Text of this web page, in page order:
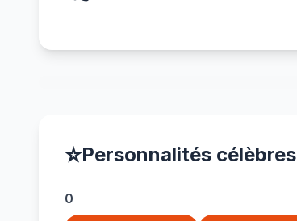
⭐Personnalités célèbres
0